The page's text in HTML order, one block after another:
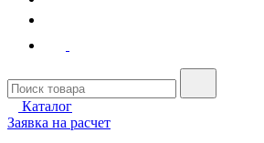
Каталог
Заявка на расчет